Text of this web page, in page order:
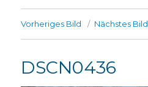
Vorheriges Bild Nächstes Bild
DSCN0436